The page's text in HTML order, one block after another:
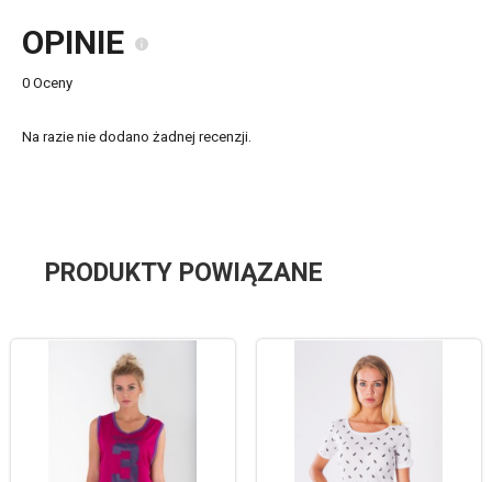
OPINIE
0 Oceny
Na razie nie dodano żadnej recenzji.
PRODUKTY POWIĄZANE